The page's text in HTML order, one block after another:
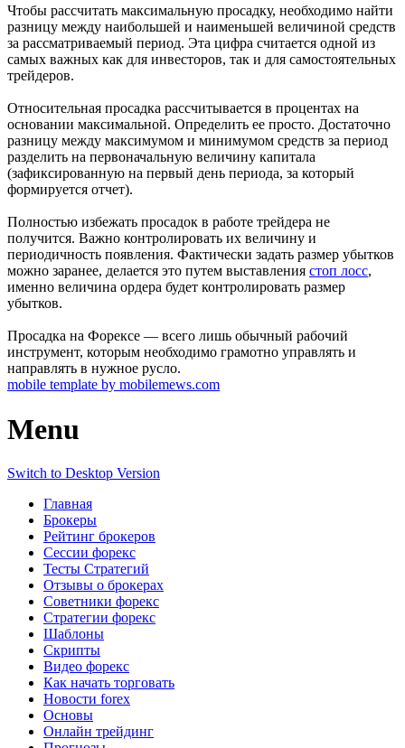
Чтобы рассчитать максимальную просадку, необходимо найти
разницу между наибольшей и наименьшей величиной средств
за рассматриваемый период. Эта цифра считается одной из
самых важных как для инвесторов, так и для самостоятельных
трейдеров.
Относительная просадка рассчитывается в процентах на
основании максимальной. Определить ее просто. Достаточно
разницу между максимумом и минимумом средств за период
разделить на первоначальную величину капитала
(зафиксированную на первый день периода, за который
формируется отчет).
Полностью избежать просадок в работе трейдера не
получится. Важно контролировать их величину и
периодичность появления. Фактически задать размер убытков
можно заранее, делается это путем выставления стоп лосс,
именно величина ордера будет контролировать размер
убытков.
Просадка на Форексе — всего лишь обычный рабочий
инструмент, которым необходимо грамотно управлять и
направлять в нужное русло.
mobile template by mobilemews.com
Menu
Switch to Desktop Version
Главная
Брокеры
Рейтинг брокеров
Сессии форекс
Тесты Стратегий
Отзывы о брокерах
Советники форекс
Стратегии форекс
Шаблоны
Скрипты
Видео форекс
Как начать торговать
Новости forex
Основы
Онлайн трейдинг